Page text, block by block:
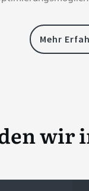
Mehr
wir